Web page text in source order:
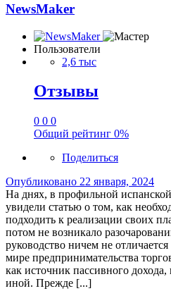
NewsMaker
Пользователи
2,6 тыс
Отзывы
0 0 0
Общий рейтинг 0%
Поделиться
Опубликовано 22 января, 2024
На днях, в профильной
увидели статью о том, как
подходить к реализации своих
потом не возникало
руководство ничем не
мире предпринимательства
как источник пассивного
иной. Прежде [...]